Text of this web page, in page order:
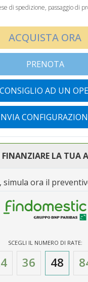
di spedizione, passaggio di
ACQUISTA ORA
PRENOTA
AD UN
LA TUA
simula ora il
SCEGLI IL NUMERO DI RATE:
36 48